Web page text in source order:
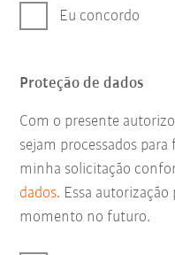
Eu concordo
Proteção de dados
Com o presente
sejam processados
minha solicitação
dados. Essa autorização
momento no futuro.